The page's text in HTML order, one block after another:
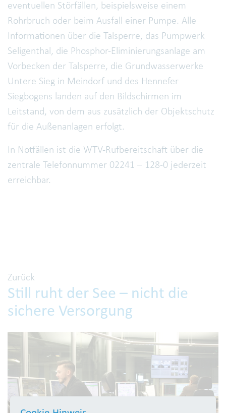
eventuellen Störfällen, beispielsweise einem
Rohrbruch oder beim Ausfall einer Pumpe. Alle
Informationen über die Talsperre, das Pumpwerk
Seligenthal, die Phosphor-Eliminierungsanlage am
Vorbecken der Talsperre, die Grundwasserwerke
Untere Sieg in Meindorf und des Hennefer
Siegbogens landen auf den Bildschirmen im
Leitstand, von dem aus zusätzlich der Objektschutz
für die Außenanlagen erfolgt.
In Notfällen ist die WTV-Rufbereitschaft über die
zentrale Telefonnummer 02241 – 128-0 jederzeit
erreichbar.
Zurück
Still ruht der See – nicht die
sichere Versorgung